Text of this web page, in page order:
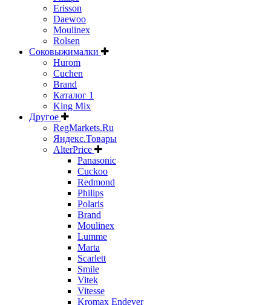
Erisson
Daewoo
Moulinex
Rolsen
Соковыжималки
Hurom
Cuchen
Brand
Каталог 1
King Mix
Другое
RegMarkets.Ru
Яндекс.Товары
AlterPrice
Panasonic
Cuckoo
Redmond
Philips
Polaris
Brand
Moulinex
Lumme
Marta
Scarlett
Smile
Vitek
Vitesse
Kromax Endever